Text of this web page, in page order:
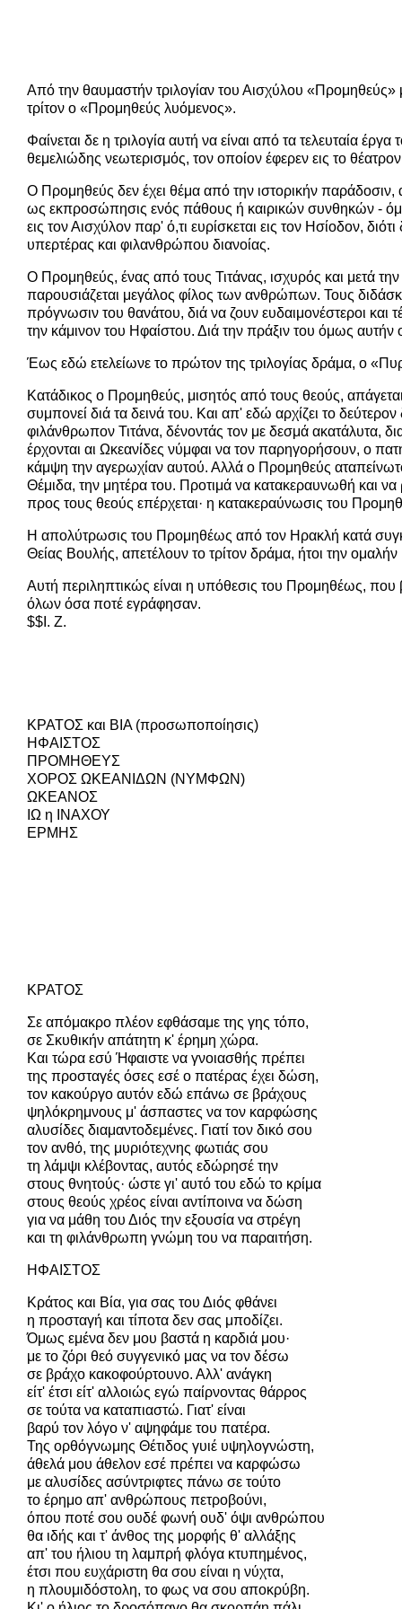
Από την θαυμαστήν τριλογίαν του Αισχύλου
τρίτον ο «Προμηθεύς λυόμενος».
Φαίνεται δε η τριλογία αυτή να είναι από τα τελευταία
θεμελιώδης νεωτερισμός, τον οποίον έφερεν εις το
Ο Προμηθεύς δεν έχει θέμα από την ιστορικήν
ως εκπροσώπησις ενός πάθους ή καιρικών συνθηκών -
εις τον Αισχύλον παρ' ό,τι ευρίσκεται εις τον Ησίοδον,
υπερτέρας και φιλανθρώπου διανοίας.
Ο Προμηθεύς, ένας από τους Τιτάνας, ισχυρός και μετά
παρουσιάζεται μεγάλος φίλος των ανθρώπων. Τους
πρόγνωσιν του θανάτου, διά να ζουν ευδαιμονέστεροι
την κάμινον του Ηφαίστου. Διά την πράξιν του όμως αυτήν
Έως εδώ ετελείωνε το πρώτον της τριλογίας δράμα, ο
Κατάδικος ο Προμηθεύς, μισητός από τους θεούς,
συμπονεί διά τα δεινά του. Και απ' εδώ αρχίζει το
φιλάνθρωπον Τιτάνα, δένοντάς τον με δεσμά ακατάλυτα,
έρχονται αι Ωκεανίδες νύμφαι να τον παρηγορήσουν, ο
κάμψη την αγερωχίαν αυτού. Αλλά ο Προμηθεύς
Θέμιδα, την μητέρα του. Προτιμά να κατακεραυνωθή και
προς τους θεούς επέρχεται· η κατακεραύνωσις του
Η απολύτρωσις του Προμηθέως από τον Ηρακλή κατά
Θείας Βουλής, απετέλουν το τρίτον δράμα, ήτοι την
Αυτή περιληπτικώς είναι η υπόθεσις του Προμηθέως, που
όλων όσα ποτέ εγράφησαν.
$$I. Ζ.
ΚΡΑΤΟΣ και ΒΙΑ (προσωποποίησις)
ΗΦΑΙΣΤΟΣ
ΠΡΟΜΗΘΕΥΣ
ΧΟΡΟΣ ΩΚΕΑΝΙΔΩΝ (ΝΥΜΦΩΝ)
ΩΚΕΑΝΟΣ
ΙΩ η ΙΝΑΧΟΥ
ΕΡΜΗΣ
ΚΡΑΤΟΣ
Σε απόμακρο πλέον εφθάσαμε της γης τόπο,
σε Σκυθικήν απάτητη κ' έρημη χώρα.
Και τώρα εσύ Ήφαιστε να γνοιασθής πρέπει
της προσταγές όσες εσέ ο πατέρας έχει δώση,
τον κακούργο αυτόν εδώ επάνω σε βράχους
ψηλόκρημνους μ' άσπαστες να τον καρφώσης
αλυσίδες διαμαντοδεμένες. Γιατί τον δικό σου
τον ανθό, της μυριότεχνης φωτιάς σου
τη λάμψι κλέβοντας, αυτός εδώρησέ την
στους θνητούς· ώστε γι' αυτό του εδώ το κρίμα
στους θεούς χρέος είναι αντίποινα να δώση
για να μάθη του Διός την εξουσία να στρέγη
και τη φιλάνθρωπη γνώμη του να παραιτήση.
ΗΦΑΙΣΤΟΣ
Κράτος και Βία, για σας του Διός φθάνει
η προσταγή και τίποτα δεν σας μποδίζει.
Όμως εμένα δεν μου βαστά η καρδιά μου·
με το ζόρι θεό συγγενικό μας να τον δέσω
σε βράχο κακοφούρτουνο. Αλλ' ανάγκη
είτ' έτσι είτ' αλλοιώς εγώ παίρνοντας θάρρος
σε τούτα να καταπιαστώ. Γιατ' είναι
βαρύ τον λόγο ν' αψηφάμε του πατέρα.
Της ορθόγνωμης Θέτιδος γυιέ υψηλογνώστη,
άθελά μου άθελον εσέ πρέπει να καρφώσω
με αλυσίδες ασύντριφτες πάνω σε τούτο
το έρημο απ' ανθρώπους πετροβούνι,
όπου ποτέ σου ουδέ φωνή ουδ' όψι ανθρώπου
θα ιδής και τ' άνθος της μορφής θ' αλλάξης
απ' του ήλιου τη λαμπρή φλόγα κτυπημένος,
έτσι που ευχάριστη θα σου είναι η νύχτα,
η πλουμιδόστολη, το φως να σου αποκρύβη.